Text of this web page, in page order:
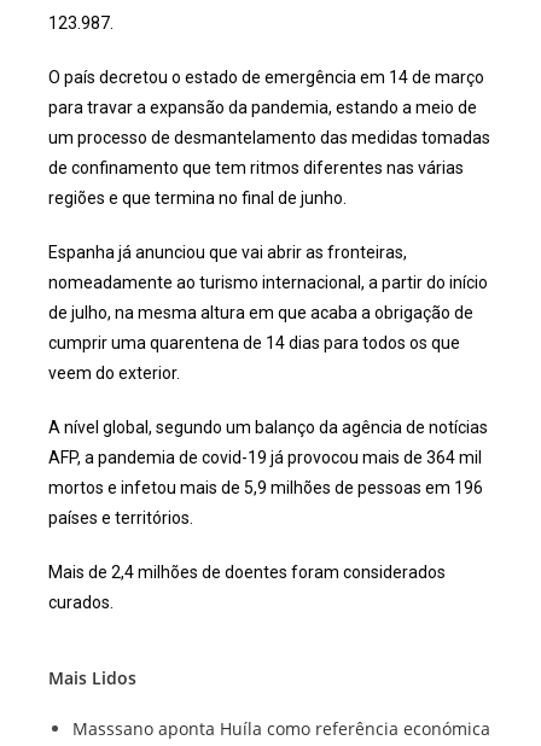
123.987.
O país decretou o estado de emergência em 14 de março
para travar a expansão da pandemia, estando a meio de
um processo de desmantelamento das medidas tomadas
de confinamento que tem ritmos diferentes nas várias
regiões e que termina no final de junho.
Espanha já anunciou que vai abrir as fronteiras,
nomeadamente ao turismo internacional, a partir do início
de julho, na mesma altura em que acaba a obrigação de
cumprir uma quarentena de 14 dias para todos os que
veem do exterior.
A nível global, segundo um balanço da agência de notícias
AFP, a pandemia de covid-19 já provocou mais de 364 mil
mortos e infetou mais de 5,9 milhões de pessoas em 196
países e territórios.
Mais de 2,4 milhões de doentes foram considerados
curados.
Mais Lidos
Masssano aponta Huíla como referência económica